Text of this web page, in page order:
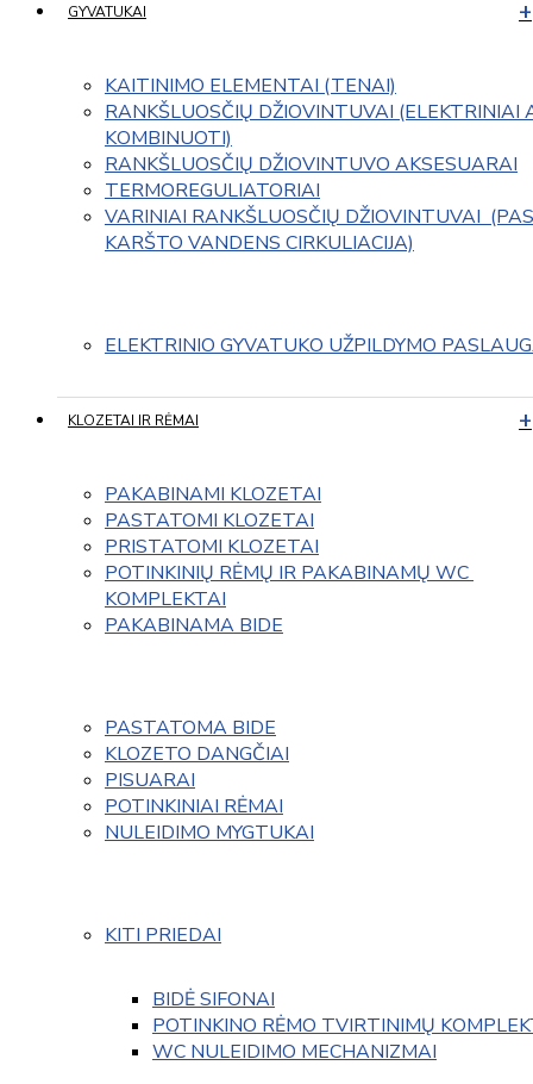
GYVATUKAI
KAITINIMO ELEMENTAI (TENAI)
RANKŠLUOSČIŲ DŽIOVINTUVAI (ELEKTRINIAI
KOMBINUOTI)
RANKŠLUOSČIŲ DŽIOVINTUVO AKSESUARAI
TERMOREGULIATORIAI
VARINIAI RANKŠLUOSČIŲ DŽIOVINTUVAI
KARŠTO VANDENS CIRKULIACIJA)
ELEKTRINIO GYVATUKO UŽPILDYMO
KLOZETAI IR RĖMAI
PAKABINAMI KLOZETAI
PASTATOMI KLOZETAI
PRISTATOMI KLOZETAI
POTINKINIŲ RĖMŲ IR PAKABINAMŲ WC
KOMPLEKTAI
PAKABINAMA BIDE
PASTATOMA BIDE
KLOZETO DANGČIAI
PISUARAI
POTINKINIAI RĖMAI
NULEIDIMO MYGTUKAI
KITI PRIEDAI
BIDĖ SIFONAI
POTINKINO RĖMO TVIRTINIMŲ
WC NULEIDIMO MECHANIZMAI